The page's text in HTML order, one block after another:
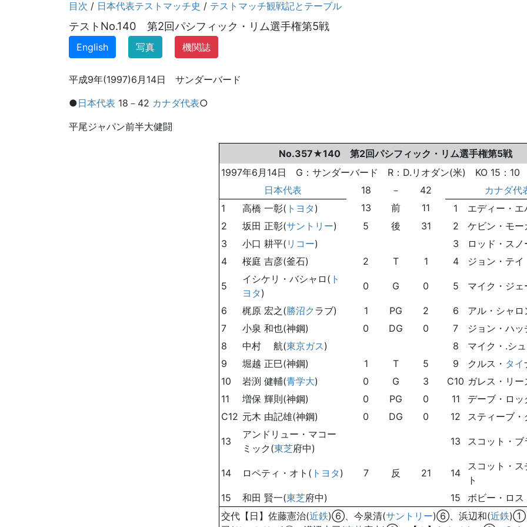
目次 / 日本代表テストマッチ史 / テストマッチ観戦記とテーブル
テストNo.140 第2回パシフィック・リム選手権第5戦
English 写真 機関誌
平成9年(1997)6月14日 サンダーバード
●日本代表 18－42 カナダ代表○
平尾ジャパン前半大健闘
No.357★140 第2回パシフィック・リム選手権第5戦
1997年6月14日 G：サンダーバード R：D.リオダン(米) KO 15：10
日本代表
18 － 42
カナダ代
1
高橋 一彰( トヨタ) 13 前 11 1
エディー・エ
2
坂田 正彰(サントリー) 5 後 31 2
ケビン・モー
3
小口 耕平( リコー) 3
ロッド・スノ
4
桜庭 吉彦(釜石) 2 T 1 4 ジョン・テイ
5
イシケリ・バシャロ( ト
ヨタ)
0 G 0 5 マイク・ジェ
6 梶原 宏之(勝沼ク ラブ) 1 PG 2 6
アル・シャロ
7
小泉 和也(神鋼) 0 DG 0 7
ジョン・ハッ
8
中村 航(東京ガス) 8
マイク・.シ
9
堀越 正巳(神鋼) 1 T 5 9 クルス・ タイ
10
岩渕 健輔(青学大) 0 G 3 C10 ガレス・リー
11
増保 輝則(神鋼) 0 PG 0 11
デーブ・ロッ
C12 元木 由記雄(神鋼) 0 DG 0 12 スティーブ・
13
アンドリュー・マコー
ミック(東芝府中)
13 スコット・ブ
14 ロペティ・オト( トヨタ) 7 反 21 14
スコット・ス
ト
15
和田 賢一(東芝府中) 15
ボビー・ロス
交代【日】佐藤憲治(近鉄)⑥、今泉清(サントリー)⑥、浜辺和(近鉄)①